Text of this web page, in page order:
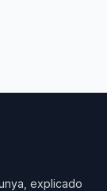
explicado